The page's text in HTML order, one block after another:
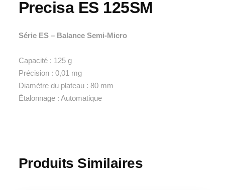
Precisa ES 125SM
Série ES – Balance Semi-Micro
Capacité : 125 g
Précision : 0,01 mg
Diamètre du plateau : 80 mm
Étalonnage : Automatique
Produits Similaires